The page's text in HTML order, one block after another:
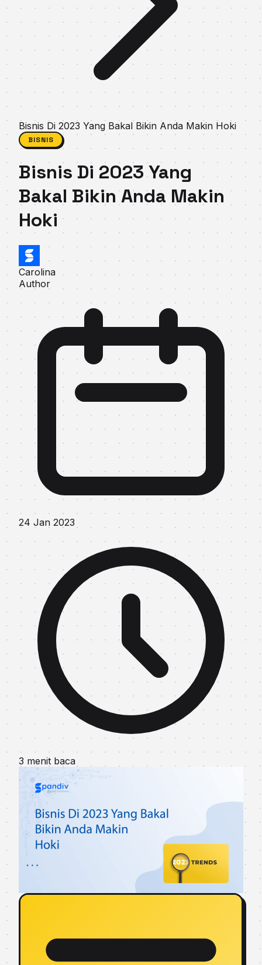
Bisnis Di 2023 Yang Bakal Bikin Anda Makin Hoki
BISNIS
Bisnis Di 2023 Yang
Bakal Bikin Anda Makin
Hoki
Carolina
Author
24 Jan 2023
3 menit baca